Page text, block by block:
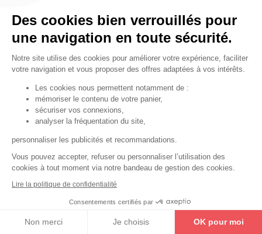
Par fonctionnalité
Equipements de porte
•Judas de porte
Fermes-portes
•Arrêts de porte
•Butoirs de porte
• Charnières de porte
• Accessoires de fixation
Les astuces
Les équipements de porte
Les équipements pour les personnes
Des cookies bien verrouillés pour
une navigation en toute sécurité.
Notre site utilise des cookies pour améliorer votre expérience, faciliter
votre navigation et vous proposer des offres adaptées à vos intérêts.
Les cookies nous permettent notamment de :
mémoriser le contenu de votre panier,
sécuriser vos connexions,
analyser la fréquentation du site,
personnaliser les publicités et recommandations.
Vous pouvez accepter, refuser ou personnaliser l’utilisation des
cookies à tout moment via notre bandeau de gestion des cookies.
Lire la politique de confidentialité
Consentements certifiés par
Non merci Je choisis OK pour moi